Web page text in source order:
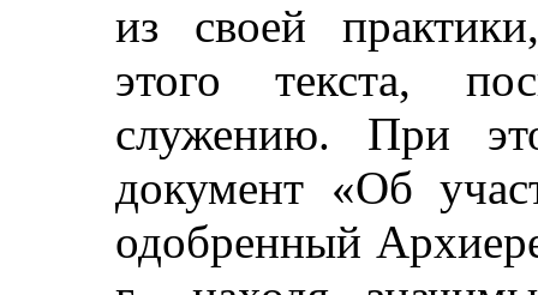
из своей
этого текста,
служению. При
документ «Об
одобренный